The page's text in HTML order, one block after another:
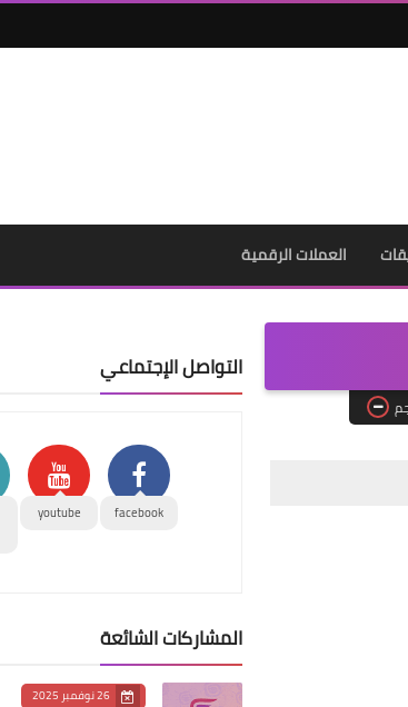
العملات الرقمية
التواصل الإجتماعي
facebook
youtube
المشاركات الشائعة
26 نوفمبر 2025